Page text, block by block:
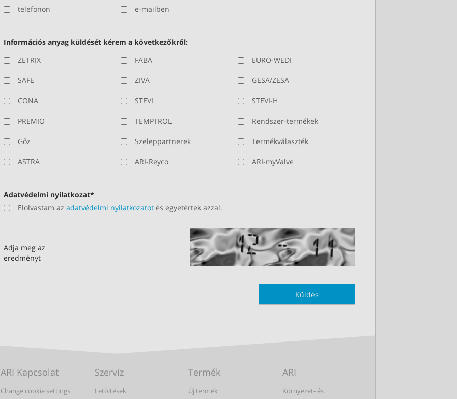
telefonon
e-mailben
Információs anyag küldését kérem a következőkről:
ZETRIX
FABA EURO-WEDI
SAFE ZIVA GESA/ZESA
CONA STEVI STEVI-H
PREMIO TEMPTROL Rendszer-termékek
Gőz Szeleppartnerek Termékválaszték
ASTRA ARI-Reyco ARI-myValve
Adatvédelmi nyilatkozat*
Elolvastam az adatvédelmi nyilatkozatot és egyetértek azzal.
Adja meg az
eredményt
ARI Kapcsolat
Change cookie settings
Szerviz
Letöltések
Termék
Új termék
ARI
Környezet- és